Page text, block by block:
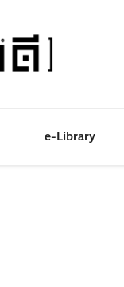
e-Library